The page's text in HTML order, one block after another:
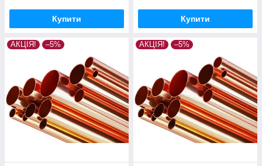
Купити Купити
АКЦІЯ! –5% АКЦІЯ! –5%